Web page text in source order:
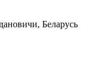
Беларусь